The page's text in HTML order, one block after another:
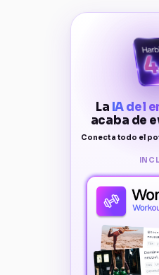
La IA del
acaba de
Conecta todo el